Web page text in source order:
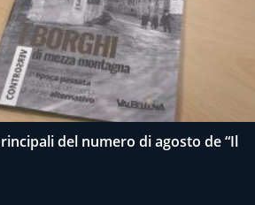
del numero di agosto de “Il